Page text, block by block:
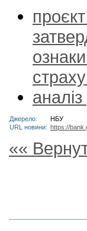
Джерело:
НБУ
URL новини: https://
««